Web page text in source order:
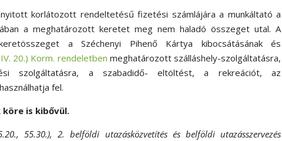
korlátozott rendeltetésű fizetési számlájára a munkáltató a
a meghatározott keretet meg nem haladó összeget utal. A
a Széchenyi Pihenő Kártya kibocsátásának és
20.) Korm. rendeletben meghatározott szálláshely-szolgáltatásra,
szolgáltatásra, a szabadidő- eltöltést, a rekreációt, az
fel.
is kibővül.
55.30.), 2. belföldi utazásközvetítés és belföldi utazásszervezés